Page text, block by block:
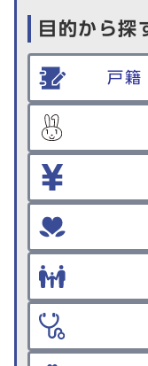
目的から探
戸籍